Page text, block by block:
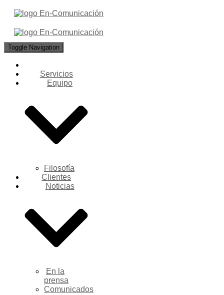
Toggle Navigation
Servicios
Equipo
Filosofía
Clientes
Noticias
En la
prensa
Comunicados